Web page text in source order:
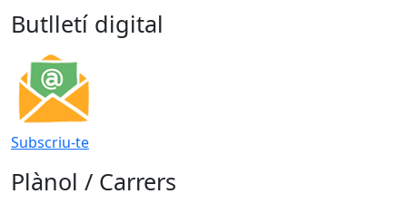
Butlletí digital
Subscriu-te
Plànol / Carrers